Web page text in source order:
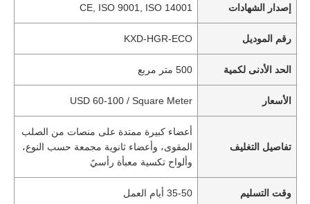
إصدار الشهادات CE, ISO 9001, ISO 14001
رقم الموديل KXD-HGR-ECO
الحد الأدنى لكمية 500 متر مربع
الأسعار USD 60-100 / Square Meter
تفاصيل التغليف
أعضاء كبيرة ممتدة على منصات من الصلب
المقوى، وأعضاء ثانوية مجمعة حسب النوع،
وألواح تكسية معبأة رأسيً
وقت التسليم 35-50 أيام العمل